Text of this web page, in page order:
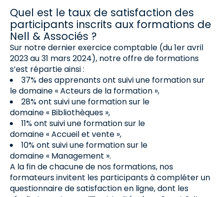
Quel est le taux de satisfaction des
participants inscrits aux formations de
Nell & Associés ?
Sur notre dernier exercice comptable (du 1er avril
2023 au 31 mars 2024), notre offre de formations
s’est répartie ainsi :
37% des apprenants ont suivi une formation sur
le domaine « Acteurs de la formation »,
28% ont suivi une formation sur le
domaine « Bibliothèques »,
11% ont suivi une formation sur le
domaine « Accueil et vente »,
10% ont suivi une formation sur le
domaine « Management ».
A la fin de chacune de nos formations, nos
formateurs invitent les participants à compléter un
questionnaire de satisfaction en ligne, dont les